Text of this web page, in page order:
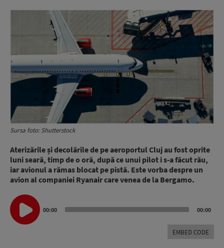
Sursa foto: Shutterstock
Aterizările și decolările de pe aeroportul Cluj au fost oprite
luni seară, timp de o oră, după ce unui pilot i s-a făcut rău,
iar avionul a rămas blocat pe pistă. Este vorba despre un
avion al companiei Ryanair care venea de la Bergamo.
Audio
Player
00:00 00:00
EMBED CODE